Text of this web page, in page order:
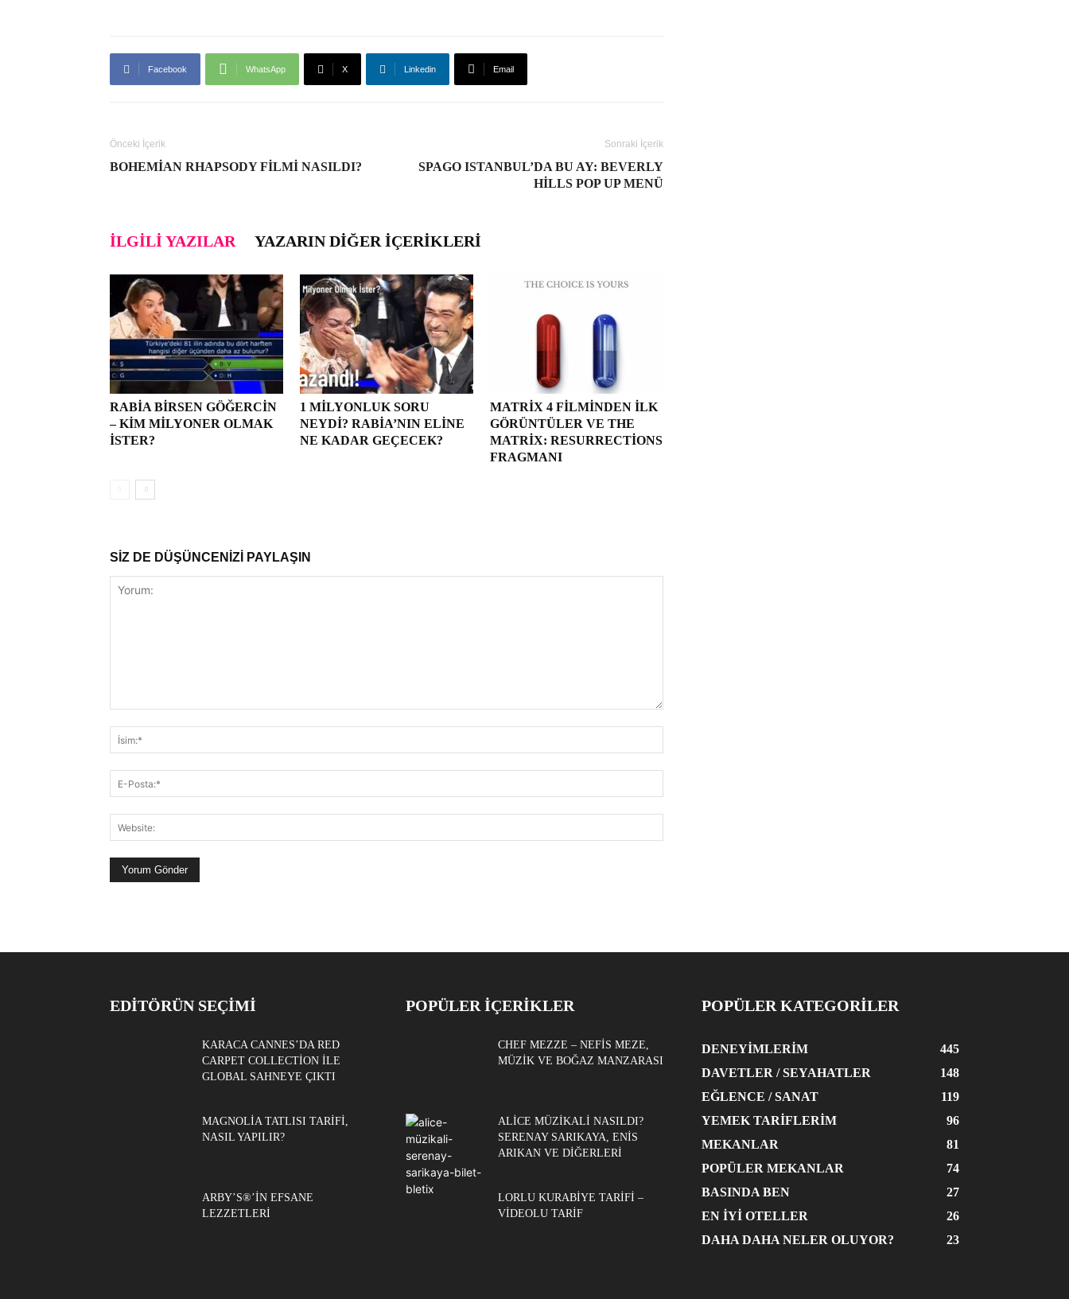
Facebook WhatsApp X Linkedin Email
Önceki İçerik
BOHEMIAN RHAPSODY FILMI NASILDI?
Sonraki İçerik
SPAGO ISTANBUL’DA BU AY: BEVERLY
HILLS POP UP MENÜ
İLGILI YAZILAR YAZARIN DIĞER İÇERIKLERI
RABIA BIRSEN GÖĞERCIN
– KIM MILYONER OLMAK
İSTER?
1 MILYONLUK SORU
NEYDI? RABIA’NIN ELINE
NE KADAR GEÇECEK?
MATRIX 4 FILMINDEN İLK
GÖRÜNTÜLER VE THE
MATRIX: RESURRECTIONS
FRAGMANI
SİZ DE DÜŞÜNCENİZİ PAYLAŞIN
EDITÖRÜN SEÇIMI
KARACA CANNES’DA RED
CARPET COLLECTION ILE
GLOBAL SAHNEYE ÇIKTI
MAGNOLIA TATLISI TARIFI,
NASIL YAPILIR?
ARBY’S®’IN EFSANE
LEZZETLERI
POPÜLER İÇERİKLER
CHEF MEZZE – NEFIS MEZE,
MÜZIK VE BOĞAZ MANZARASI
ALICE MÜZIKALI NASILDI?
SERENAY SARIKAYA, ENIS
ARIKAN VE DIĞERLERI
LORLU KURABIYE TARIFI –
VIDEOLU TARIF
POPÜLER KATEGORİLER
DENEYIMLERIM
445
DAVETLER / SEYAHATLER
148
EĞLENCE / SANAT
119
YEMEK TARIFLERIM
96
MEKANLAR
81
POPÜLER MEKANLAR
74
BASINDA BEN
27
EN İYI OTELLER
26
DAHA DAHA NELER OLUYOR?
23